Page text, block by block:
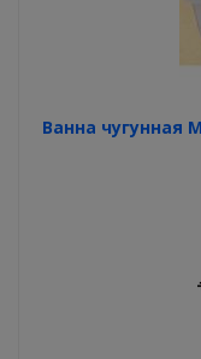
Ванна чугунная